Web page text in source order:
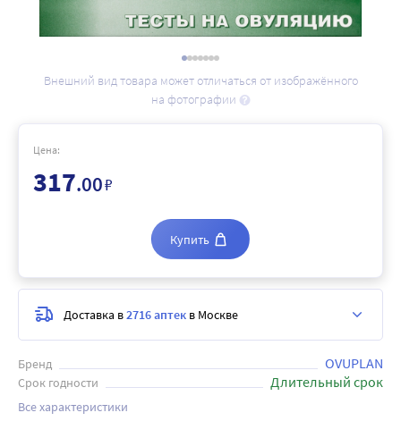
Внешний вид товара может отличаться от изображённого
на фотографии
Бренд OVUPLAN
Срок годности Длительный срок
Все характеристики
Цена:
317.00₽
Купить
Доставка в2716 аптек в Москве